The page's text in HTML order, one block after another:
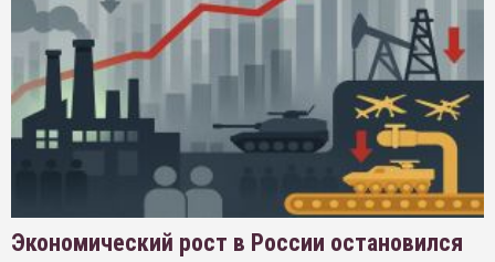
Экономический рост в России остановился